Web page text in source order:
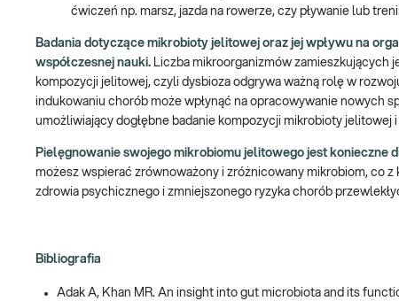
ćwiczeń np. marsz, jazda na rowerze, czy pływanie lub
Badania dotyczące mikrobioty jelitowej oraz jej wpływu na
współczesnej nauki. Liczba mikroorganizmów zamieszkujących
kompozycji jelitowej, czyli dysbioza odgrywa ważną rolę w
indukowaniu chorób może wpłynąć na opracowywanie nowych
umożliwiający dogłębne badanie kompozycji mikrobioty jelitowej
Pielęgnowanie swojego mikrobiomu jelitowego jest konieczne
możesz wspierać zrównoważony i zróżnicowany mikrobiom, co
zdrowia psychicznego i zmniejszonego ryzyka chorób
Bibliografia
Adak A, Khan MR. An insight into gut microbiota and its